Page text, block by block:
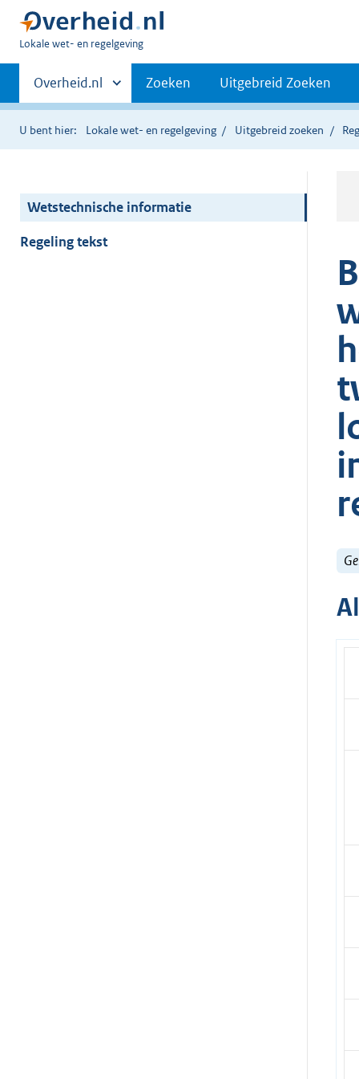
U
hier:
Lokale wet- en regelgeving
Primaire
navigatie
Andere
sites
binnen
Overheid.nl Zoeken Uitgebreid Zoeken
U bent hier: Lokale wet- en regelgeving Uitgebreid zoeken
Wetstechnische informatie
Regeling tekst